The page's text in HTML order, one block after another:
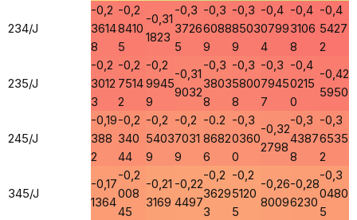
234/J
-0,2
3614
8
-0,2
8410
5
-0,31
1823
-0,3
3726
5
-0,3
6088
9
-0,3
8503
9
-0,4
0799
4
-0,4
3106
8
-0,4
5427
2
235/J
-0,2
3012
3
-0,2
7514
2
-0,2
9945
9
-0,31
9032
-0,3
3803
8
-0,3
5800
8
-0,3
7945
7
-0,4
0215
0
-0,42
5950
245/J
-0,19
388
2
-0,2
340
44
-0,2
5403
9
-0,2
7031
9
-0.2
8682
6
-0,3
0360
0
-0,32
2798
-0,3
4387
8
-0,3
6535
2
345/J
-0,17
1364
-0,2
008
45
-0,21
3169
-0,22
4497
-0,2
3629
3
-0,2
5120
5
-0,26
8009
-0,28
6230
-0,3
0480
5